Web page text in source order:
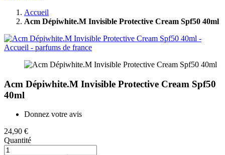
Accueil
Acm Dépiwhite.M Invisible Protective Cream Spf50 40ml
Acm Dépiwhite.M Invisible Protective Cream Spf50
40ml
Donnez votre avis
24,90 €
Quantité